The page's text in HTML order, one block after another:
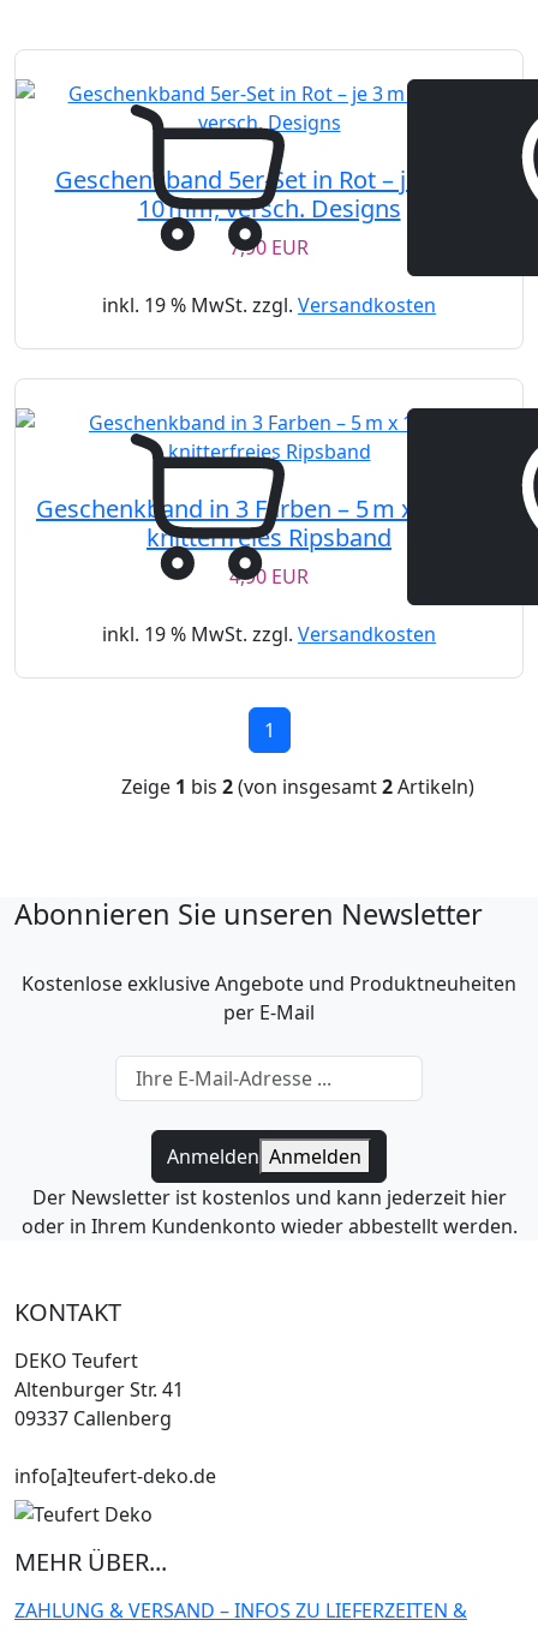
Geschenkband 5er-Set in Rot – je 3 m x
10 mm, versch. Designs
7,90 EUR
inkl. 19 % MwSt. zzgl. Versandkosten
Geschenkband in 3 Farben – 5 m x 16 mm,
knitterfreies Ripsband
4,90 EUR
inkl. 19 % MwSt. zzgl. Versandkosten
1
Zeige 1 bis 2(von insgesamt2Artikeln)
Abonnieren Sie unseren Newsletter
Kostenlose exklusive Angebote und Produktneuheiten
per E-Mail
Anmelden Anmelden
Der Newsletter ist kostenlos und kann jederzeit hier
oder in Ihrem Kundenkonto wieder abbestellt werden.
KONTAKT
DEKO Teufert
Altenburger Str. 41
09337 Callenberg
info[a]teufert-deko.de
MEHR ÜBER...
ZAHLUNG & VERSAND – INFOS ZU LIEFERZEITEN &